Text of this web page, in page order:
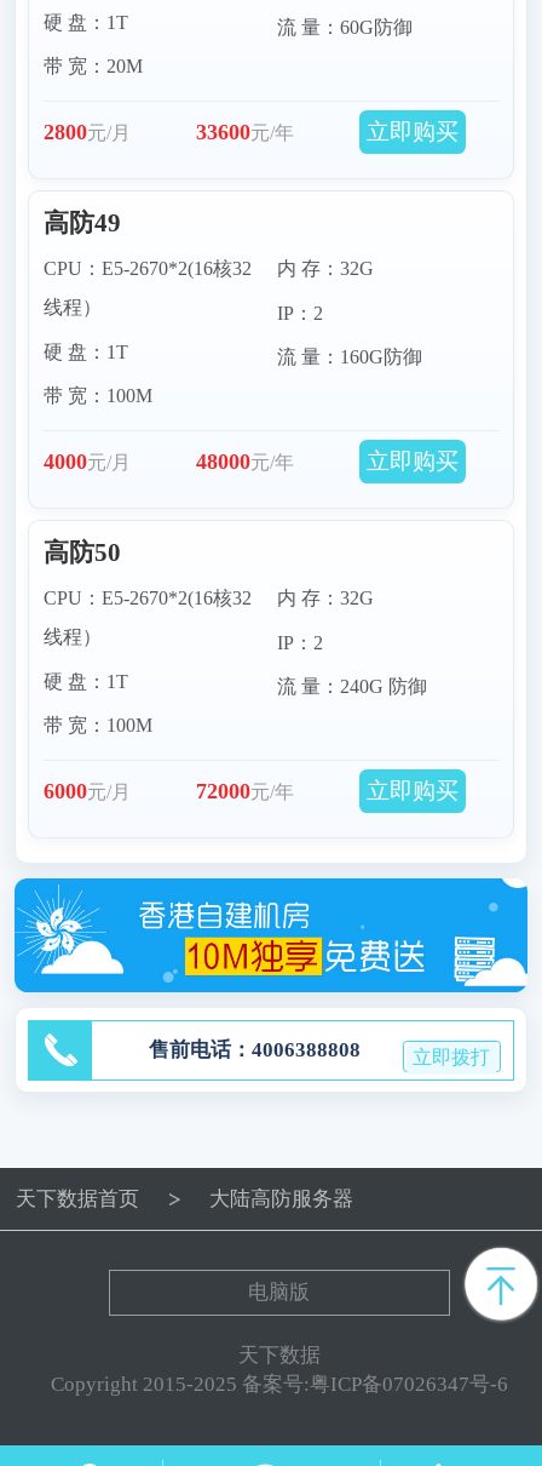
硬 盘：1T
带 宽：20M
流 量：60G防御
2800元/月 33600元/年 立即购买
高防49
CPU：E5-2670*2(16核32
线程）
硬 盘：1T
带 宽：100M
内 存：32G
IP：2
流 量：160G防御
4000元/月 48000元/年 立即购买
高防50
CPU：E5-2670*2(16核32
线程）
硬 盘：1T
带 宽：100M
内 存：32G
IP：2
流 量：240G 防御
6000元/月 72000元/年 立即购买
售前电话：4006388808 立即拨打
天下数据首页 大陆高防服务器
电脑版
天下数据
Copyright 2015-2025 备案号:粤ICP备07026347号-6